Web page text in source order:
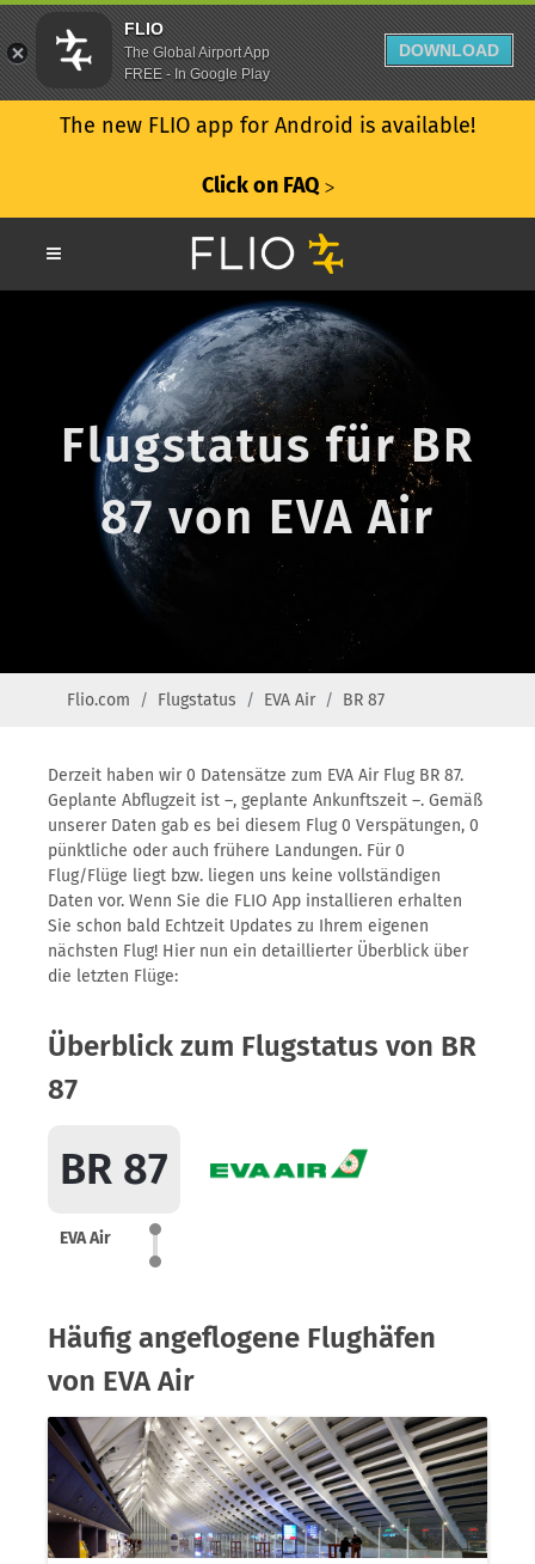
The new FLIO app for Android is available!
Click on FAQ ᐳ
Flugstatus für BR
87 von EVA Air
Flio.com Flugstatus EVA Air BR 87
Derzeit haben wir 0 Datensätze zum EVA Air Flug BR 87.
Geplante Abflugzeit ist –, geplante Ankunftszeit –. Gemäß
unserer Daten gab es bei diesem Flug 0 Verspätungen, 0
pünktliche oder auch frühere Landungen. Für 0
Flug/Flüge liegt bzw. liegen uns keine vollständigen
Daten vor. Wenn Sie die FLIO App installieren erhalten
Sie schon bald Echtzeit Updates zu Ihrem eigenen
nächsten Flug! Hier nun ein detaillierter Überblick über
die letzten Flüge:
Überblick zum Flugstatus von BR
87
BR 87
EVA Air
Häufig angeflogene Flughäfen
von EVA Air
FLIO
The Global Airport App
FREE - In Google Play
DOWNLOAD